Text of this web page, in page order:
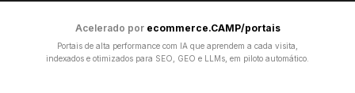
Acelerado por ecommerce.CAMP/portais
Portais de alta performance com IA que aprendem a cada visita,
indexados e otimizados para SEO, GEO e LLMs, em piloto automático.